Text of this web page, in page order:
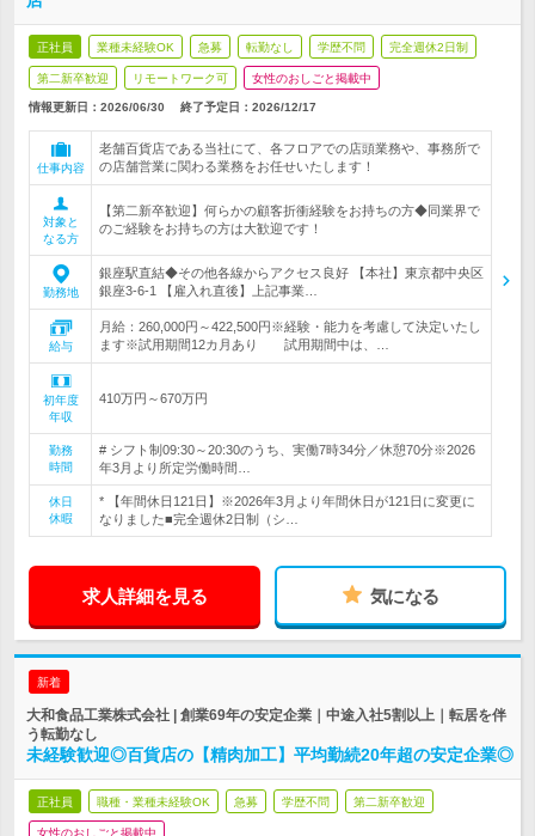
正社員 業種未経験OK 急募 転勤なし 学歴不問 完全週休2日制
第二新卒歓迎 リモートワーク可 女性のおしごと掲載中
情報更新日：2026/06/30 終了予定日： 2026/12/17
仕事内容
老舗百貨店である当社にて、各フロアでの店頭業務や、事務所で
の店舗営業に関わる業務をお任せいたします！
対象と
なる方
【第二新卒歓迎】何らかの顧客折衝経験をお持ちの方◆同業界で
のご経験をお持ちの方は大歓迎です！
勤務地
銀座駅直結◆その他各線からアクセス良好 【本社】東京都中央区
銀座3-6-1 【雇入れ直後】上記事業…
給与
月給：260,000円～422,500円※経験・能力を考慮して決定いたし
ます※試用期間12カ月あり 試用期間中は、…
初年度
年収
410万円～670万円
勤務
時間
# シフト制09:30～20:30のうち、実働7時34分／休憩70分※2026
年3月より所定労働時間…
休日
休暇
* 【年間休日121日】※2026年3月より年間休日が121日に変更に
なりました■完全週休2日制（シ…
求人詳細を見る 気になる
新着
大和食品工業株式会社 | 創業69年の安定企業｜中途入社5割以上｜転居を伴
う転勤なし
未経験歓迎◎百貨店の【精肉加工】平均勤続20年超の安定企業◎
正社員 職種・業種未経験OK 急募 学歴不問 第二新卒歓迎
女性のおしごと掲載中